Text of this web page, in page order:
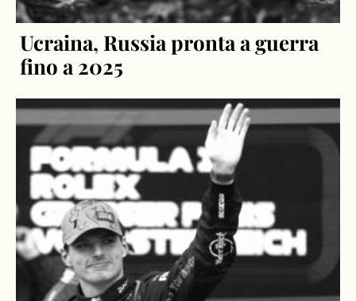
Ucraina, Russia pronta a guerra
fino a 2025